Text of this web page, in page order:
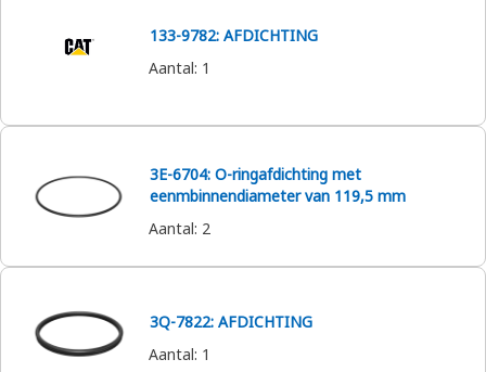
133-9782: AFDICHTING
Aantal: 1
3E-6704: O-ringafdichting met
eenmbinnendiameter van 119,5 mm
Aantal: 2
3Q-7822: AFDICHTING
Aantal: 1